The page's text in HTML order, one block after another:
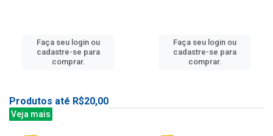
Faça seu login ou
cadastre-se para
comprar.
Faça seu login ou
cadastre-se para
comprar.
Produtos até R$20,00
Veja mais